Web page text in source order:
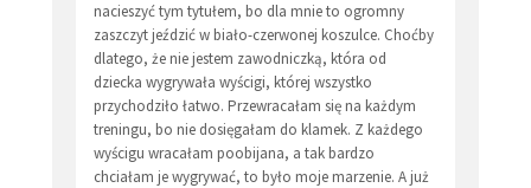
nacieszyć tym tytułem, bo dla mnie to ogromny
zaszczyt jeździć w biało-czerwonej koszulce. Choćby
dlatego, że nie jestem zawodniczką, która od
dziecka wygrywała wyścigi, której wszystko
przychodziło łatwo. Przewracałam się na każdym
treningu, bo nie dosięgałam do klamek. Z każdego
wyścigu wracałam poobijana, a tak bardzo
chciałam je wygrywać, to było moje marzenie. A już